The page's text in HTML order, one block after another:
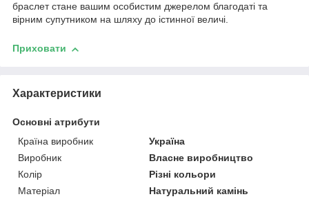
браслет стане вашим особистим джерелом благодаті та
вірним супутником на шляху до істинної величі.
Приховати
Характеристики
Основні атрибути
Країна виробник
Україна
Виробник
Власне виробництво
Колір
Різні кольори
Матеріал
Натуральний камінь